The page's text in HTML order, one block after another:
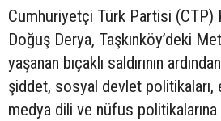
Cumhuriyetçi Türk Partisi (CTP)
Doğuş Derya, Taşkınköy’deki
yaşanan bıçaklı saldırının
şiddet, sosyal devlet
medya dili ve nüfus politikalarına